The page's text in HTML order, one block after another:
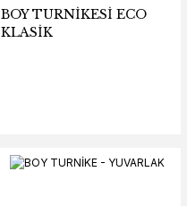
BOY TURNİKESİ ECO
KLASİK